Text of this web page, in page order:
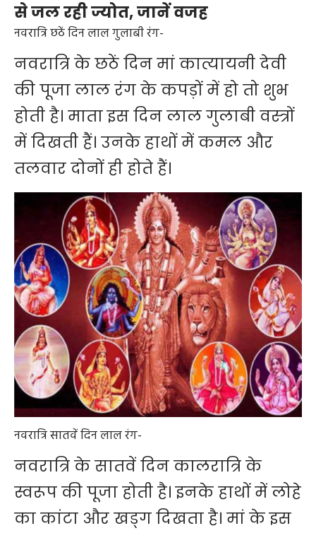
से जल रही ज्योत, जानें वजह
नवरात्रि छठें दिन लाल गुलाबी रंग-
नवरात्रि के छठें दिन मां कात्यायनी देवी
की पूजा लाल रंग के कपड़ों में हो तो शुभ
होती है। माता इस दिन लाल गुलाबी वस्त्रों
में दिखती हैं। उनके हाथों में कमल और
तलवार दोनों ही होते हैं।
नवरात्रि सातवें दिन लाल रंग-
नवरात्रि के सातवें दिन कालरात्रि के
स्वरूप की पूजा होती है। इनके हाथों में लोहे
का कांटा और खड्ग दिखता है। मां के इस